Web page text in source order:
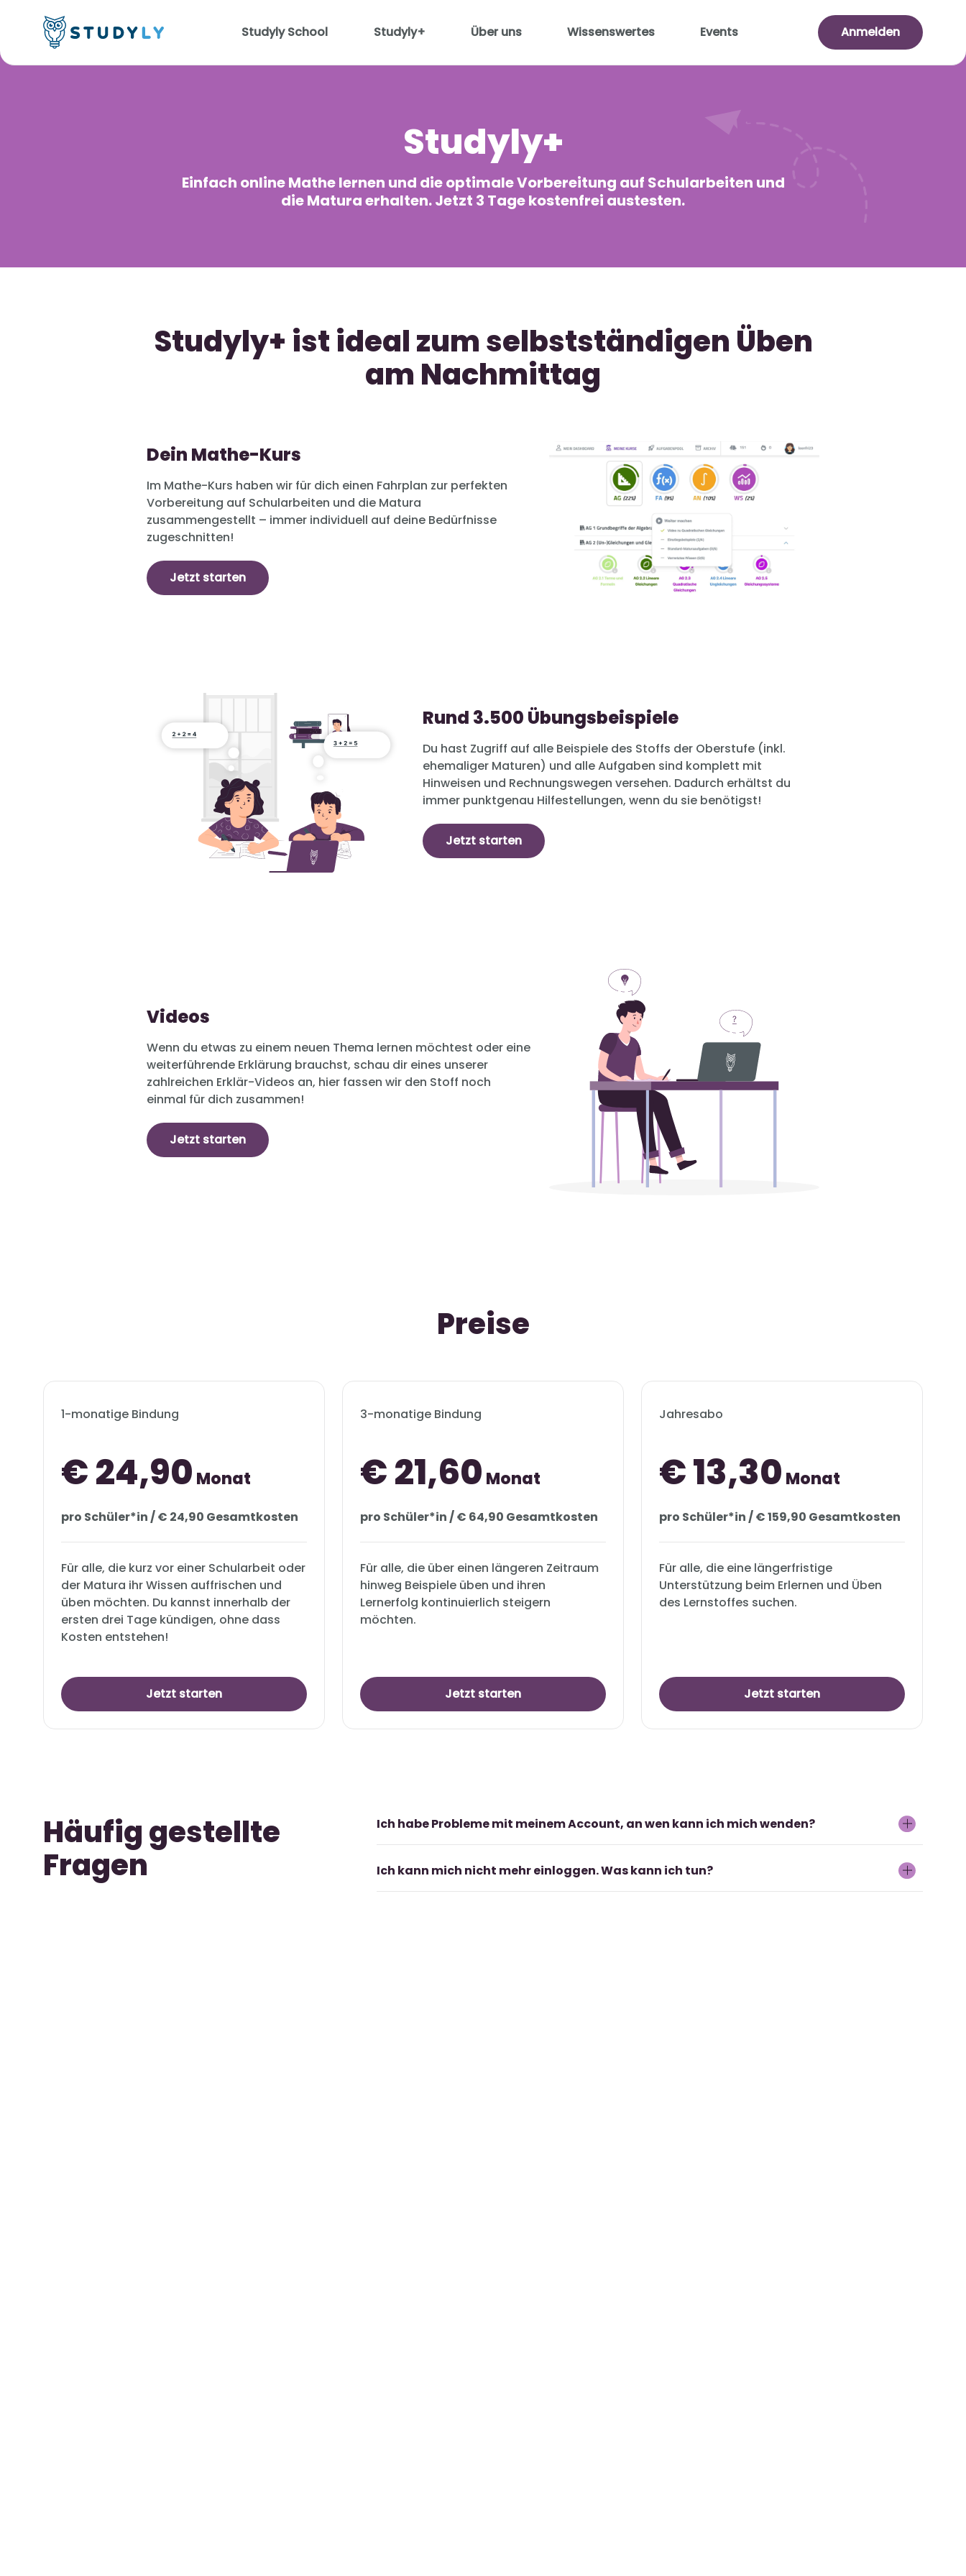
Studyly School Studyly+ Über uns Wissenswertes Events Anmelden
Studyly+
Einfach online Mathe lernen und die optimale Vorbereitung auf Schularbeiten und
die Matura erhalten. Jetzt 3 Tage kostenfrei austesten.
Studyly+ ist ideal zum selbstständigen Üben
am Nachmittag
Dein Mathe-Kurs
Im Mathe-Kurs haben wir für dich einen Fahrplan zur perfekten
Vorbereitung auf Schularbeiten und die Matura
zusammengestellt – immer individuell auf deine Bedürfnisse
zugeschnitten!
Jetzt starten
Rund 3.500 Übungsbeispiele
Du hast Zugriff auf alle Beispiele des Stoffs der Oberstufe (inkl.
ehemaliger Maturen) und alle Aufgaben sind komplett mit
Hinweisen und Rechnungswegen versehen. Dadurch erhältst du
immer punktgenau Hilfestellungen, wenn du sie benötigst!
Jetzt starten
Videos
Wenn du etwas zu einem neuen Thema lernen möchtest oder eine
weiterführende Erklärung brauchst, schau dir eines unserer
zahlreichen Erklär-Videos an, hier fassen wir den Stoff noch
einmal für dich zusammen!
Jetzt starten
Preise
1-monatige Bindung
€ 24,90 Monat
pro Schüler*in / € 24,90 Gesamtkosten
Für alle, die kurz vor einer Schularbeit oder
der Matura ihr Wissen auffrischen und
üben möchten. Du kannst innerhalb der
ersten drei Tage kündigen, ohne dass
Kosten entstehen!
Jetzt starten
3-monatige Bindung
€ 21,60 Monat
pro Schüler*in / € 64,90 Gesamtkosten
Für alle, die über einen längeren Zeitraum
hinweg Beispiele üben und ihren
Lernerfolg kontinuierlich steigern
möchten.
Jetzt starten
Jahresabo
€ 13,30 Monat
pro Schüler*in / € 159,90 Gesamtkosten
Für alle, die eine längerfristige
Unterstützung beim Erlernen und Üben
des Lernstoffes suchen.
Jetzt starten
Häufig gestellte
Fragen
Ich habe Probleme mit meinem Account, an wen kann ich mich wenden?
Schreib uns einfach eine Mail anoffice@studyly.com, wir helfen dir gerne weiter.
Ich kann mich nicht mehr einloggen. Was kann ich tun?
Wenn du eine E-Mail-Adresse hinterlegt hast, kannst du ganz einfachhierklicken, wir